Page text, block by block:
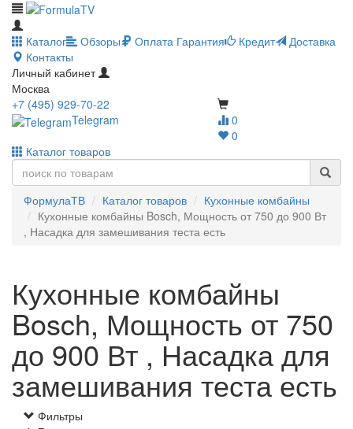
Каталог Обзоры Оплата Гарантия Кредит
Доставка
Контакты
Личный кабинет
Москва
0
0
+7 (495) 929-70-22
Telegram
Каталог товаров
ФормулаТВ Каталог товаров
Кухонные комбайны
Кухонные комбайны Bosch, Мощность от 750 до 900 Вт
, Насадка для замешивания теста есть
Кухонные комбайны
Bosch, Мощность от 750
до 900 Вт , Насадка для
замешивания теста есть
Фильтры